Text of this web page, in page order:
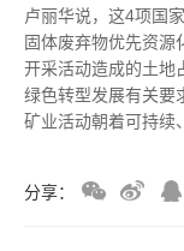
卢丽华说，这4项国
固体废弃物优先资源
开采活动造成的土地
绿色转型发展有关要
矿业活动朝着可持续
分享：